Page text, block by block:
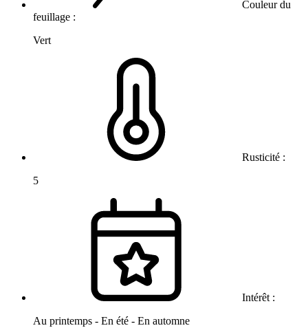
Couleur du
feuillage :
Vert
Rusticité :
5
Intérêt :
Au printemps - En été - En automne